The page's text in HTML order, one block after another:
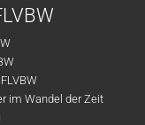
im Wandel der Zeit